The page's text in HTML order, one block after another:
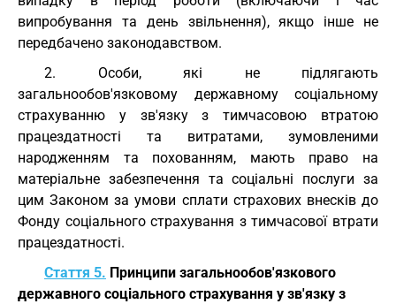
випробування та день звільнення), якщо інше не
передбачено законодавством.
2. Особи, які не підлягають
загальнообов'язковому державному соціальному
страхуванню у зв'язку з тимчасовою втратою
працездатності та витратами, зумовленими
народженням та похованням, мають право на
матеріальне забезпечення та соціальні послуги за
цим Законом за умови сплати страхових внесків до
Фонду соціального страхування з тимчасової втрати
працездатності.
Стаття 5. Принципи загальнообов'язкового
державного соціального страхування у зв'язку з